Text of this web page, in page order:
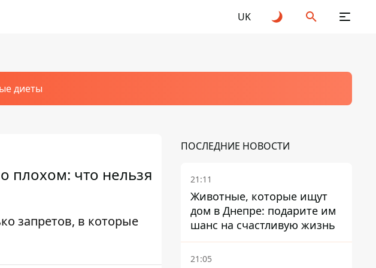
UK
диеты
плохом: что нельзя
запретов, в которые
ПОСЛЕДНИЕ НОВОСТИ
21:11
Животные, которые ищут
дом в Днепре: подарите им
шанс на счастливую жизнь
21:05